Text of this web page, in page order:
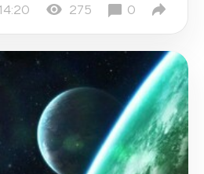
275 0